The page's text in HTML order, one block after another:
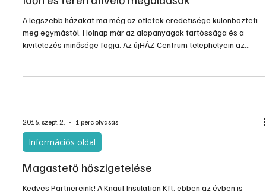
A legszebb házakat ma még az ötletek eredetisége különbözteti
meg egymástól. Holnap már az alapanyagok tartóssága és a
kivitelezés minősége fogja. Az újHÁZ Centrum telephelyein az
2016. szept. 2. 1 perc olvasás
Információs oldal
Magastető hőszigetelése
Kedves Partnereink! A Knauf Insulation Kft. ebben az évben is